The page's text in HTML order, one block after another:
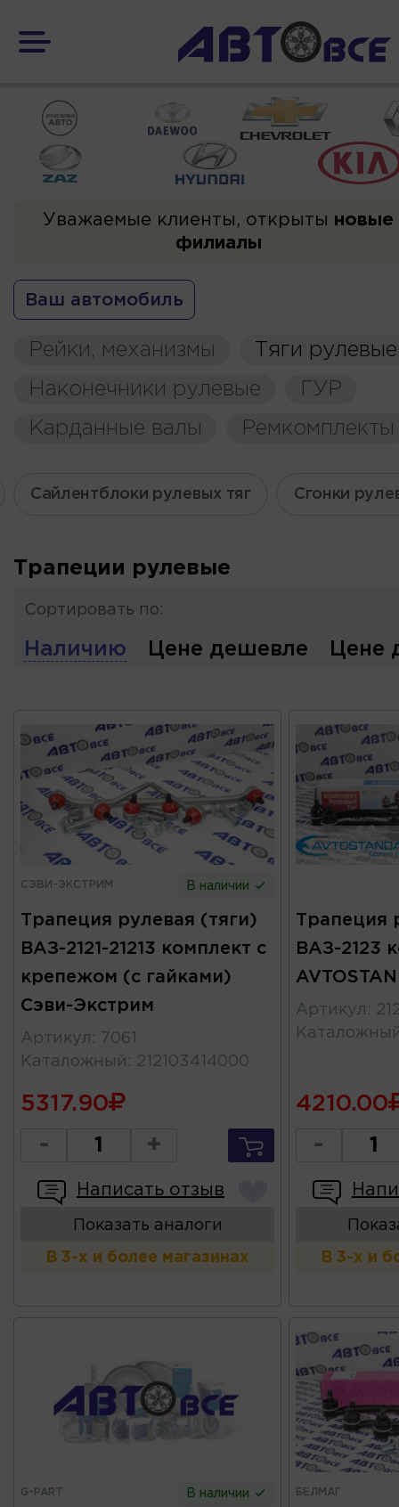
Уважаемые клиенты, открыты новые
филиалы
Ваш автомобиль
Рейки, механизмы
Тяги рулевые
Наконечники рулевые
ГУР
Карданные валы
Ремкомплекты
Сайлентблоки рулевых тяг Сгонки
Трапеции рулевые
Сортировать по:
Наличию Цене дешевле Цене
СЭВИ-ЭКСТРИМ В наличии
Трапеция рулевая (тяги)
ВАЗ-2121-21213 комплект с
крепежом (с гайками)
Сэви-Экстрим
Артикул :
7061
Каталожный : 212103414000
5317.90
- +
Написать отзыв
Показать аналоги
В 3-х и более магазинах
Трапеция
ВАЗ-2123
Артикул :
4210.00
-
В 3-х и
G-PART В наличии БЕЛМАГ